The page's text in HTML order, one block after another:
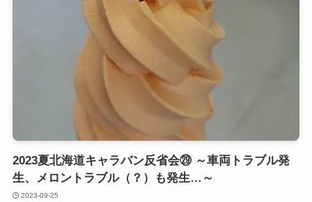
2023夏北海道キャラバン反省会㉙ ～車両トラブル発
生、メロントラブル（？）も発生…～
2023-09-25